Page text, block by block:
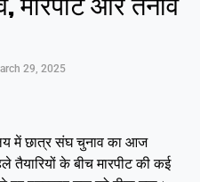
29, 2025
में छात्र संघ चुनाव का आज
तैयारियों के बीच मारपीट की कई